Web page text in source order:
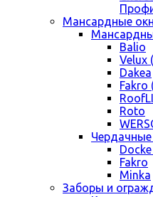
Мансардные
Balio
Velux
Dakea
Fakro
Roto
Fakro
Minka
Заборы и